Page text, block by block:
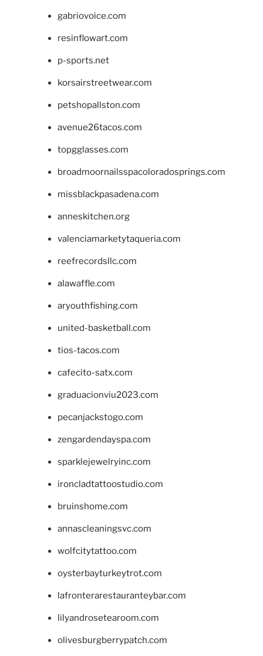
gabriovoice.com
resinflowart.com
p-sports.net
korsairstreetwear.com
petshopallston.com
avenue26tacos.com
topgglasses.com
broadmoornailsspacoloradosprings.com
missblackpasadena.com
anneskitchen.org
valenciamarketytaqueria.com
reefrecordsllc.com
alawaffle.com
aryouthfishing.com
united-basketball.com
tios-tacos.com
cafecito-satx.com
graduacionviu2023.com
pecanjackstogo.com
zengardendayspa.com
sparklejewelryinc.com
ironcladtattoostudio.com
bruinshome.com
annascleaningsvc.com
wolfcitytattoo.com
oysterbayturkeytrot.com
lafronterarestauranteybar.com
lilyandrosetearoom.com
olivesburgberrypatch.com